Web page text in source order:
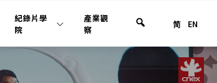
紀錄片學
院
產業觀
察
全
简 EN